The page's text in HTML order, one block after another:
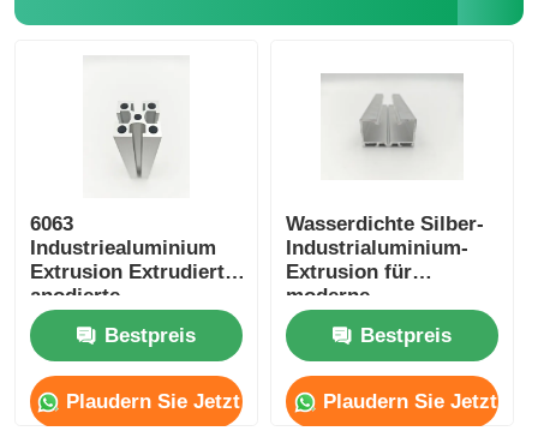
6063
Industriealuminium
Extrusion Extrudierte
anodierte
Aluminiumprofile
Bestpreis
Plaudern Sie Jetzt
Wasserdichte Silber-
Industrialuminium-
Extrusion für
moderne
Schiebetüren
Bestpreis
Plaudern Sie Jetzt